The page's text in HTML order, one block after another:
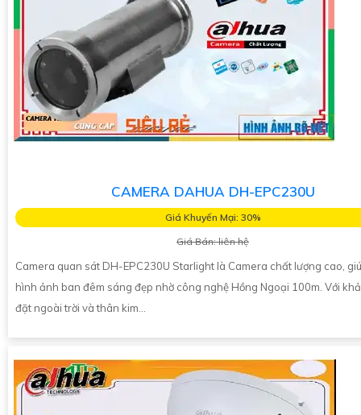
CAMERA DAHUA DH-EPC230U
Giá Khuyến Mại: 30%
Giá Bán: liên hệ
Camera quan sát DH-EPC230U Starlight là Camera chất lượng cao,
hình ảnh ban đêm sáng đẹp nhờ công nghệ Hồng Ngoại 100m. Với
đặt ngoài trời và thân kim...